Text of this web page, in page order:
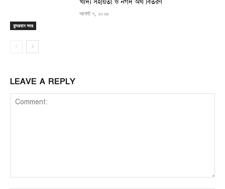
বান্দরবান সদর
আগস্ট ৭, ২০২৬
LEAVE A REPLY